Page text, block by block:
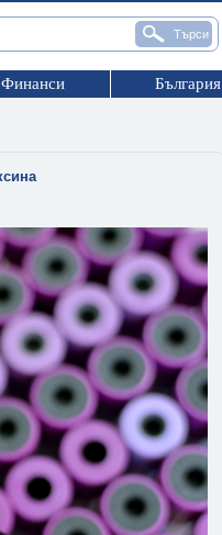
Финанси България